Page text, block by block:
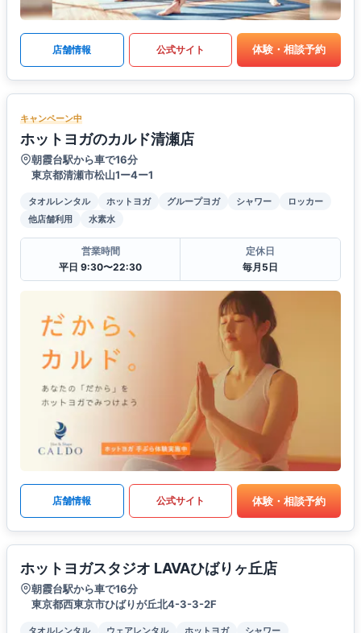
店舗情報 公式サイト 体験・相談予約
キャンペーン中
ホットヨガのカルド清瀬店
朝霞台駅から車で16分
東京都清瀬市松山1ー4ー1
タオルレンタル ホットヨガ グループヨガ シャワー
ロッカー
他店舗利用
水素水
営業時間
平日 9:30〜22:30
定休日
毎月5日
店舗情報 公式サイト 体験・相談予約
ホットヨガスタジオ LAVAひばりヶ丘店
朝霞台駅から車で16分
東京都西東京市ひばりが丘北4-3-3-2F